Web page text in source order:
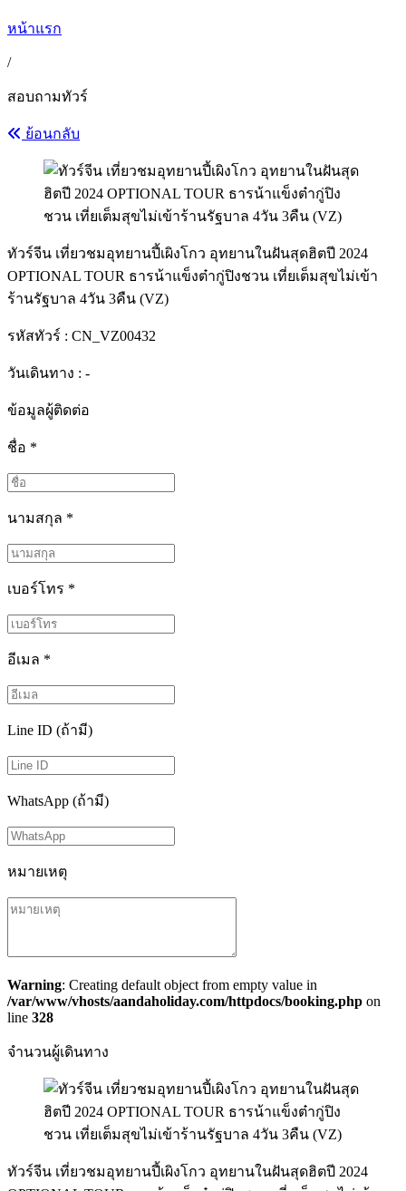
หน้าแรก
/
สอบถามทัวร์
ย้อนกลับ
ทัวร์จีน เที่ยวชมอุทยานปี้เผิงโกว อุทยานในฝันสุดฮิตปี 2024
OPTIONAL TOUR ธารน้าแข็งต๋ากู่ปิงชวน เที่ยเต็มสุขไม่เข้า
ร้านรัฐบาล 4วัน 3คืน (VZ)
รหัสทัวร์ : CN_VZ00432
วันเดินทาง : -
ข้อมูลผู้ติดต่อ
ชื่อ *
นามสกุล *
เบอร์โทร *
อีเมล *
Line ID (ถ้ามี)
WhatsApp (ถ้ามี)
หมายเหตุ
Warning: Creating default object from empty value in
/var/www/vhosts/aandaholiday.com/httpdocs/booking.php on
line 328
จำนวนผู้เดินทาง
ทัวร์จีน เที่ยวชมอุทยานปี้เผิงโกว อุทยานในฝันสุดฮิตปี 2024